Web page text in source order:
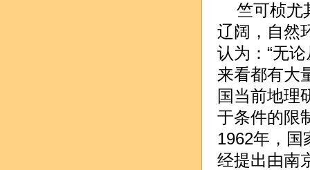
竺可桢尤
辽阔，自然
认为：“无
来看都有大
国当前地理
于条件的限
1962年，国
经提出由南